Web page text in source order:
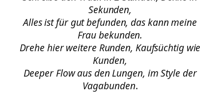
Sekunden,
Alles ist für gut befunden, das kann meine
Frau bekunden.
Drehe hier weitere Runden, Kaufsüchtig wie
Kunden,
Deeper Flow aus den Lungen, im Style der
Vagabunden.